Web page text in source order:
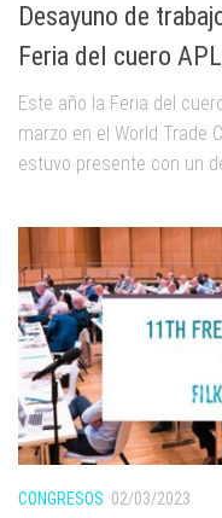
Desayuno de
Feria del cuero
Este año la Feria del
marzo en el World Trade
estuvo presente con un
CONGRESOS 02/03/2023